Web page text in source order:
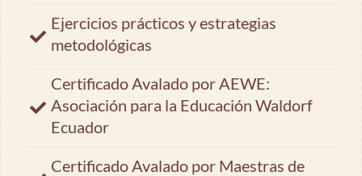
Ejercicios prácticos y estrategias
metodológicas
Certificado Avalado por AEWE:
Asociación para la Educación Waldorf
Ecuador
Certificado Avalado por Maestras de